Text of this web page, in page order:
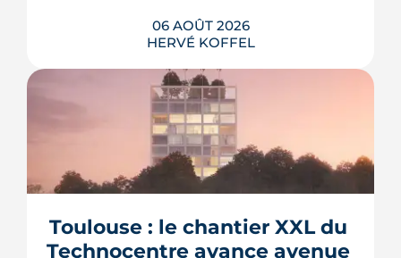
06 AOÛT 2026
HERVÉ KOFFEL
La troisième et dernière phase de
l'écoquartier Andromède doit livrer
près de 1 700 logements à partir de
protégé, la cisticole des joncs, contraint
fortement le plan d'aménagement et
Toulouse : le chantier XXL du
Technocentre avance avenue